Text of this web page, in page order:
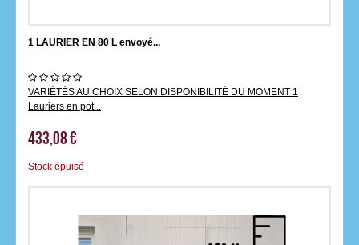
1 LAURIER EN 80 L envoyé...
VARIÉTÉS AU CHOIX SELON DISPONIBILITÉ DU MOMENT 1
Lauriers en pot...
433,08 €
Stock épuisé